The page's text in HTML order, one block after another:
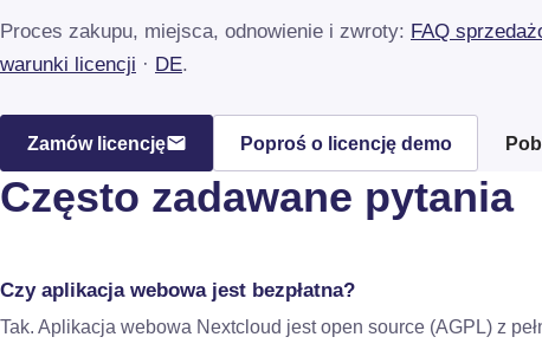
Proces zakupu, miejsca, odnowienie i zwroty: FAQ
warunki licencji · DE.
Zamów licencję Poproś o licencję demo
Często zadawane pytania
Czy aplikacja webowa jest bezpłatna?
Tak. Aplikacja webowa Nextcloud jest open source (AGPL) z